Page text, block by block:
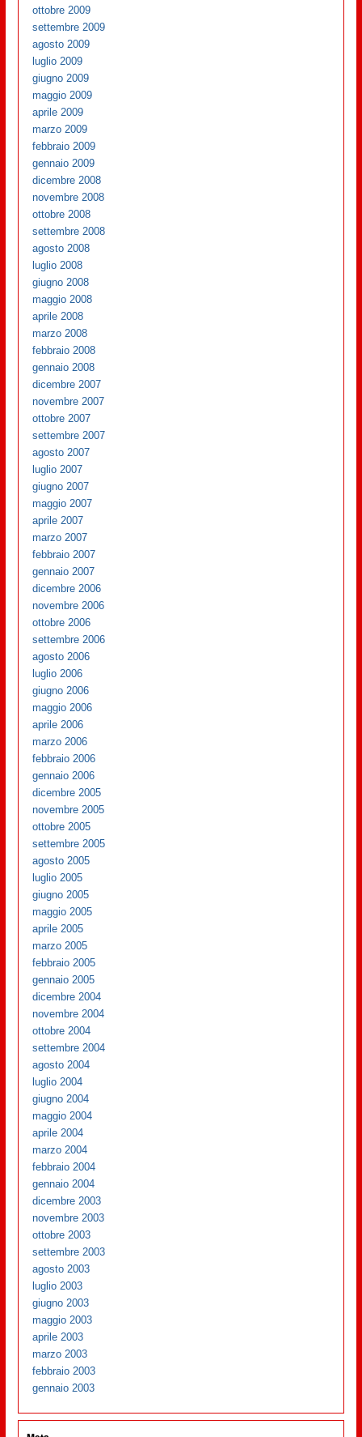
ottobre 2009
settembre 2009
agosto 2009
luglio 2009
giugno 2009
maggio 2009
aprile 2009
marzo 2009
febbraio 2009
gennaio 2009
dicembre 2008
novembre 2008
ottobre 2008
settembre 2008
agosto 2008
luglio 2008
giugno 2008
maggio 2008
aprile 2008
marzo 2008
febbraio 2008
gennaio 2008
dicembre 2007
novembre 2007
ottobre 2007
settembre 2007
agosto 2007
luglio 2007
giugno 2007
maggio 2007
aprile 2007
marzo 2007
febbraio 2007
gennaio 2007
dicembre 2006
novembre 2006
ottobre 2006
settembre 2006
agosto 2006
luglio 2006
giugno 2006
maggio 2006
aprile 2006
marzo 2006
febbraio 2006
gennaio 2006
dicembre 2005
novembre 2005
ottobre 2005
settembre 2005
agosto 2005
luglio 2005
giugno 2005
maggio 2005
aprile 2005
marzo 2005
febbraio 2005
gennaio 2005
dicembre 2004
novembre 2004
ottobre 2004
settembre 2004
agosto 2004
luglio 2004
giugno 2004
maggio 2004
aprile 2004
marzo 2004
febbraio 2004
gennaio 2004
dicembre 2003
novembre 2003
ottobre 2003
settembre 2003
agosto 2003
luglio 2003
giugno 2003
maggio 2003
aprile 2003
marzo 2003
febbraio 2003
gennaio 2003